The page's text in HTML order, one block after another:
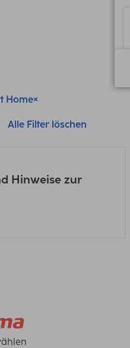
Home
Alle Filter löschen
Hinweise zur